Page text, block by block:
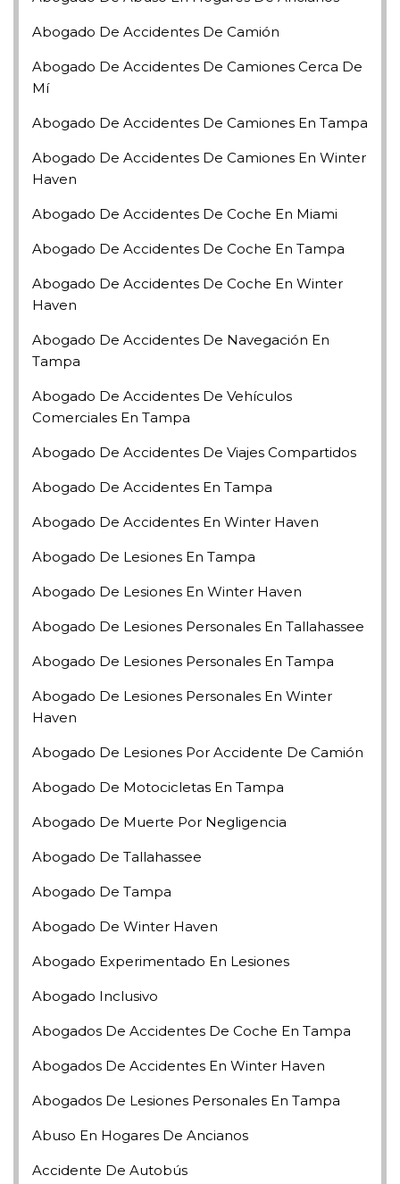
Abogado De Accidentes De Camión
Abogado De Accidentes De Camiones Cerca De
Mí
Abogado De Accidentes De Camiones En Tampa
Abogado De Accidentes De Camiones En Winter
Haven
Abogado De Accidentes De Coche En Miami
Abogado De Accidentes De Coche En Tampa
Abogado De Accidentes De Coche En Winter
Haven
Abogado De Accidentes De Navegación En
Tampa
Abogado De Accidentes De Vehículos
Comerciales En Tampa
Abogado De Accidentes De Viajes Compartidos
Abogado De Accidentes En Tampa
Abogado De Accidentes En Winter Haven
Abogado De Lesiones En Tampa
Abogado De Lesiones En Winter Haven
Abogado De Lesiones Personales En Tallahassee
Abogado De Lesiones Personales En Tampa
Abogado De Lesiones Personales En Winter
Haven
Abogado De Lesiones Por Accidente De Camión
Abogado De Motocicletas En Tampa
Abogado De Muerte Por Negligencia
Abogado De Tallahassee
Abogado De Tampa
Abogado De Winter Haven
Abogado Experimentado En Lesiones
Abogado Inclusivo
Abogados De Accidentes De Coche En Tampa
Abogados De Accidentes En Winter Haven
Abogados De Lesiones Personales En Tampa
Abuso En Hogares De Ancianos
Accidente De Autobús